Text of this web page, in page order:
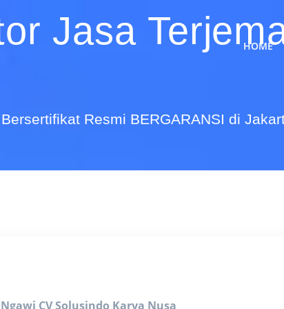
HOME
Jasa
Resmi BERGARANSI di
CV Solusindo Karya Nusa